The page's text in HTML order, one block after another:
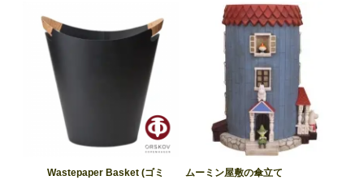
Wastepaper Basket (ゴミ
ムーミン屋敷の傘立て